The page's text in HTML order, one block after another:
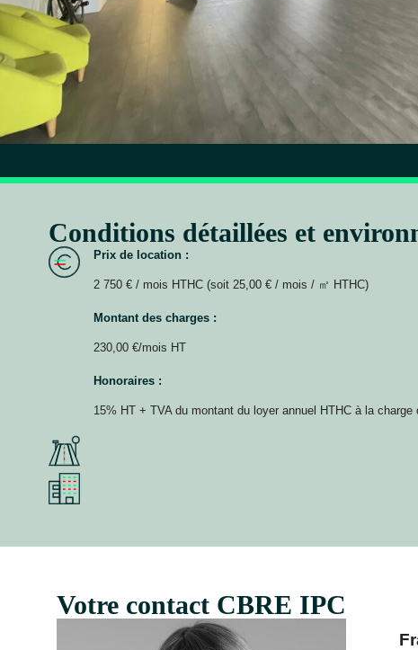
Conditions détaillées et
Prix de location :
2 750 € / mois HTHC (soit 25,00 € / mois / ㎡ HTHC)
Montant des charges :
230,00 €/mois HT
Honoraires :
15% HT + TVA du montant du loyer annuel HTHC à la charge
Votre contact CBRE IPC